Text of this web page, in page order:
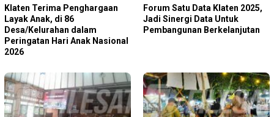
Klaten Terima Penghargaan
Layak Anak, di 86
Desa/Kelurahan dalam
Peringatan Hari Anak Nasional
2026
Forum Satu Data Klaten 2025,
Jadi Sinergi Data Untuk
Pembangunan Berkelanjutan